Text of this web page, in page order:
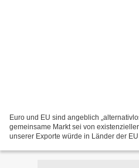
Euro und EU sind angeblich
gemeinsame Markt sei von
unserer Exporte würde in Länder der